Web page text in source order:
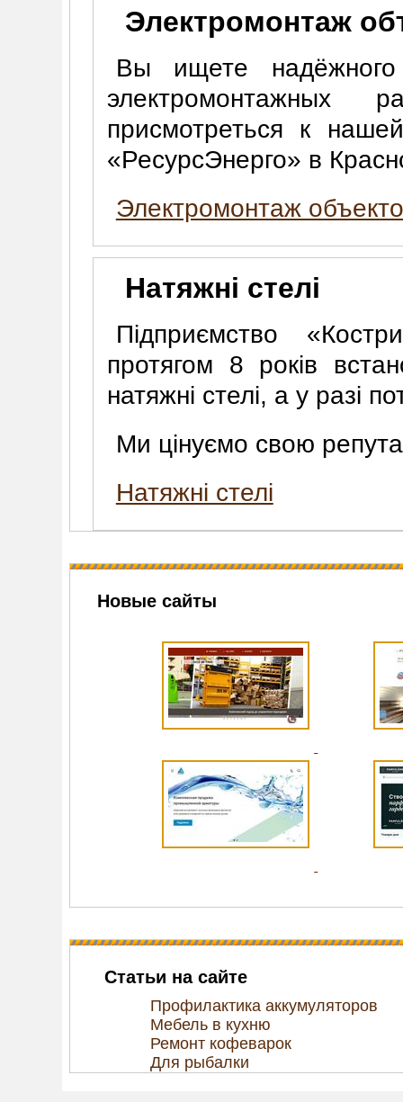
Новые сайты
Электромонтаж
Вы ищете
присмотреться к
«РесурсЭнерго» в
Электромонтаж
Натяжні стелі
Підприємство
протягом 8 років
натяжні стелі, а у разі
Ми цінуємо свою
Натяжні стелі
Статьи на сайте
Профилактика аккумуляторов
Мебель в кухню
Ремонт кофеварок
Для рыбалки